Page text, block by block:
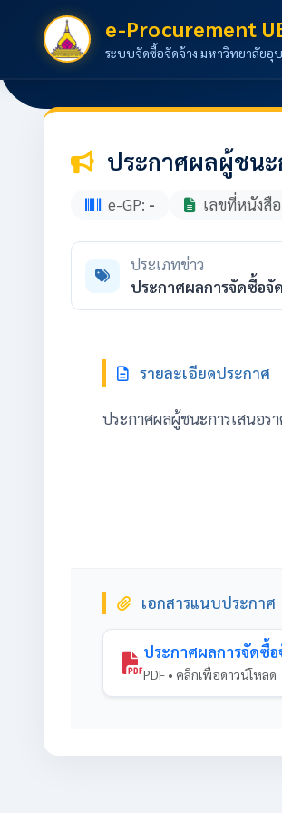
e-Procurement
ระบบจัดซื้อจัดจ้าง มหาวิทยาลัยอุ
ประกาศผลผู้ชนะ
e-GP: - เลขที่หนังสื
ประเภทข่าว
ประกาศผลการจัดซื้อจั
รายละเอียดประกาศ
ประกาศผลผู้ชนะการเสนอรา
เอกสารแนบประกาศ
ประกาศผลการจัดซื้อ
PDF • คลิกเพื่อดาวน์โหลด